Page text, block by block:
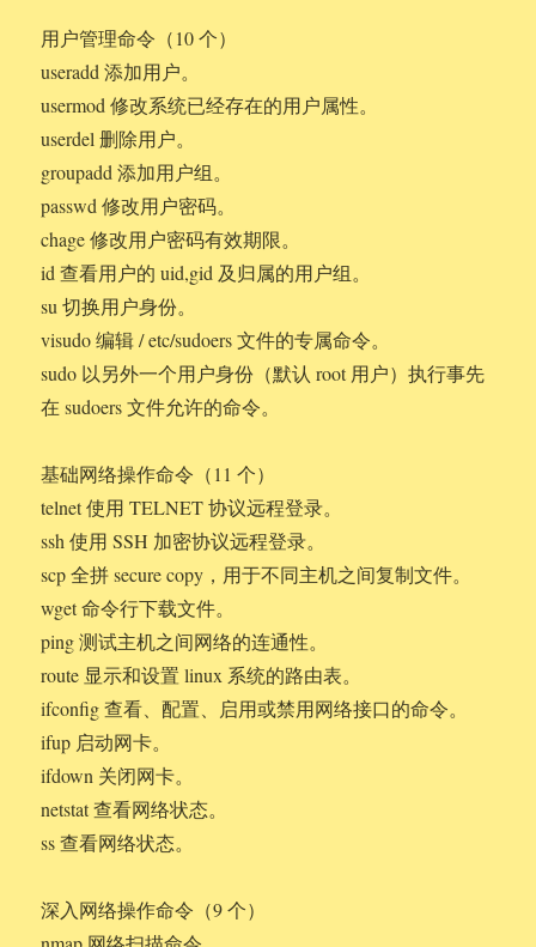
用户管理命令（10 个）
useradd 添加用户。
usermod 修改系统已经存在的用户属性。
userdel 删除用户。
groupadd 添加用户组。
passwd 修改用户密码。
chage 修改用户密码有效期限。
id 查看用户的 uid,gid 及归属的用户组。
su 切换用户身份。
visudo 编辑 / etc/sudoers 文件的专属命令。
sudo 以另外一个用户身份（默认 root 用户）执行事先
在 sudoers 文件允许的命令。
基础网络操作命令（11 个）
telnet 使用 TELNET 协议远程登录。
ssh 使用 SSH 加密协议远程登录。
scp 全拼 secure copy，用于不同主机之间复制文件。
wget 命令行下载文件。
ping 测试主机之间网络的连通性。
route 显示和设置 linux 系统的路由表。
ifconfig 查看、配置、启用或禁用网络接口的命令。
ifup 启动网卡。
ifdown 关闭网卡。
netstat 查看网络状态。
ss 查看网络状态。
深入网络操作命令（9 个）